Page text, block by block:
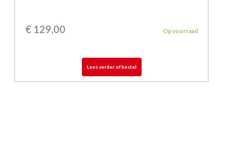
€ 129,00 Op voorraad
Lees verder of bestel